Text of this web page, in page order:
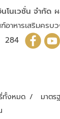
โนเวชั่น จำกัด
าหารเสริมคร
284
ทั้งหมด
มาตร